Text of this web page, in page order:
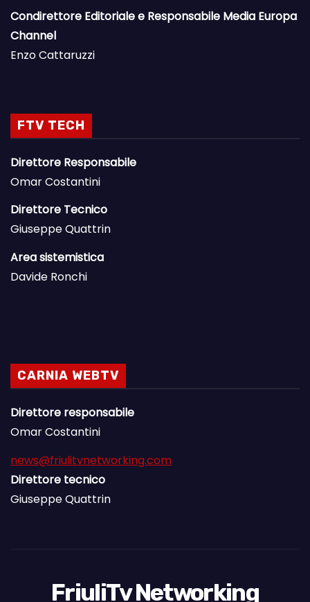
Condirettore Editoriale e Responsabile Media Europa
Channel
Enzo Cattaruzzi
FTV TECH
Direttore Responsabile
Omar Costantini
Direttore Tecnico
Giuseppe Quattrin
Area sistemistica
Davide Ronchi
CARNIA WEBTV
Direttore responsabile
Omar Costantini
news@friulitvnetworking.com
Direttore tecnico
Giuseppe Quattrin
FriuliTv Networking